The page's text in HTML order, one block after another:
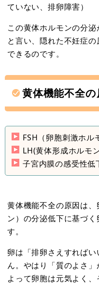
ていない、排卵障害）
この黄体ホルモンの分
と言い、隠れた不妊症
できるのです。
黄体機能不全の
FSH（卵胞刺激ホル
LH(黄体形成ホルモ
子宮内膜の感受性低
黄体機能不全の原因は
ン）の分泌低下に基づ
す。
卵は「排卵さえすれば
ん。やはり「質のよさ
よって卵胞は元気よく